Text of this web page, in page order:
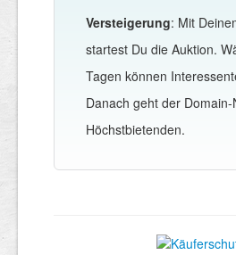
Versteigerung: Mit
startest Du die Auktion.
Tagen können
Danach geht der
Höchstbietenden.